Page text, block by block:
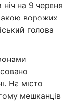
ніч на 9 червня
ворожих
голова
На місто
мешканців